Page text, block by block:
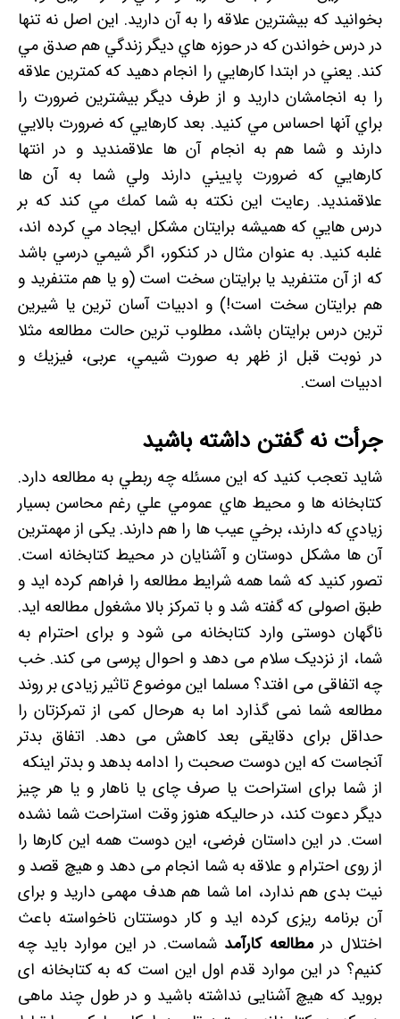
بخوانيد كه بيشترين علاقه را به آن داريد. اين اصل نه تنها
در درس خواندن كه در حوزه هاي ديگر زندگي هم صدق مي
كند. يعني در ابتدا كارهايي را انجام دهيد كه كمترين علاقه
را به انجامشان داريد و از طرف ديگر بيشترين ضرورت را
براي آنها احساس مي كنيد. بعد كارهايي كه ضرورت بالايي
دارند و شما هم به انجام آن ها علاقمنديد و در انتها
كارهايي كه ضرورت پاييني دارند ولي شما به آن ها
علاقمنديد. رعايت اين نكته به شما كمك مي كند كه بر
درس هايي كه هميشه برايتان مشكل ايجاد مي كرده اند،
غلبه كنيد. به عنوان مثال در کنکور، اگر شيمي درسي باشد
كه از آن متنفريد يا برايتان سخت است (و يا هم متنفريد و
هم برايتان سخت است!) و ادبيات آسان ترين يا شيرين
ترين درس برايتان باشد، مطلوب ترين حالت مطالعه مثلا
در نوبت قبل از ظهر به صورت شيمي، عربی، فيزيك و
ادبيات است.
جرأت نه گفتن داشته باشيد
شايد تعجب كنيد كه اين مسئله چه ربطي به مطالعه دارد.
كتابخانه ها و محيط هاي عمومي علي رغم محاسن بسيار
زيادي كه دارند، برخي عيب ها را هم دارند. یکی از مهمترین
آن ها مشکل دوستان و آشنایان در محیط کتابخانه است.
تصور کنید که شما همه شرایط مطالعه را فراهم کرده اید و
طبق اصولی که گفته شد و با تمرکز بالا مشغول مطالعه اید.
ناگهان دوستی وارد کتابخانه می شود و برای احترام به
شما، از نزدیک سلام می دهد و احوال پرسی می کند. خب
چه اتفاقی می افتد؟ مسلما این موضوع تاثیر زیادی بر روند
مطالعه شما نمی گذارد اما به هرحال کمی از تمرکزتان را
حداقل برای دقایقی بعد کاهش می دهد. اتفاق بدتر
آنجاست که این دوست صحبت را ادامه بدهد و بدتر اینکه
از شما برای استراحت یا صرف چای یا ناهار و یا هر چیز
دیگر دعوت کند، در حالیکه هنوز وقت استراحت شما نشده
است. در این داستان فرضی، این دوست همه این کارها را
از روی احترام و علاقه به شما انجام می دهد و هیچ قصد و
نیت بدی هم ندارد، اما شما هم هدف مهمی دارید و برای
آن برنامه ریزی کرده اید و کار دوستتان ناخواسته باعث
اختلال درمطالعه کارآمد شماست. در این موارد باید چه
کنیم؟ در این موارد قدم اول این است که به کتابخانه ای
بروید که هیچ آشنایی نداشته باشید و در طول چند ماهی